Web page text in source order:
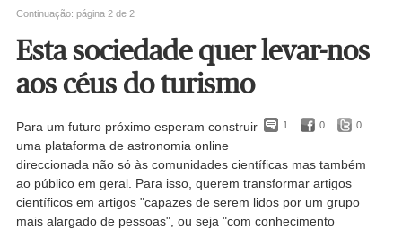
Orion. Em geral, são visíveis as constelações de: Andromeda, Perseus,
Marte, que se mistura no intenso brilho deixado pelo rasto da lua.
Continuação: página 2 de 2
Esta sociedade quer levar-nos
aos céus do turismo
1 0 0
Para um futuro próximo esperam construir
uma plataforma de astronomia online
direccionada não só às comunidades científicas mas também
ao público em geral. Para isso, querem transformar artigos
científicos em artigos "capazes de serem lidos por um grupo
mais alargado de pessoas", ou seja "com conhecimento